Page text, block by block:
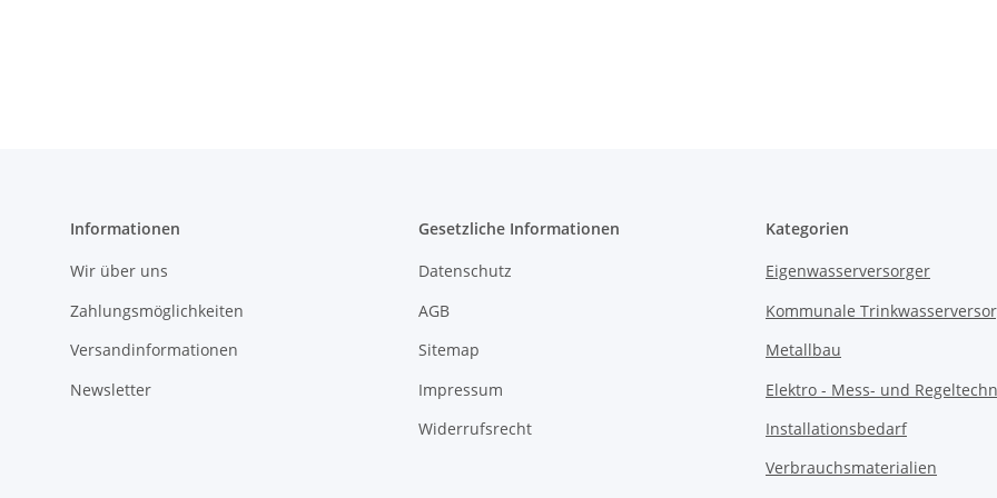
Informationen
Wir über uns
Zahlungsmöglichkeiten
Versandinformationen
Newsletter
Gesetzliche Informationen
Datenschutz
AGB
Sitemap
Impressum
Widerrufsrecht
Kategorien
Eigenwasserversorger
Kommunale
Metallbau
Elektro - Mess- und
Installationsbedarf
Verbrauchsmaterialien